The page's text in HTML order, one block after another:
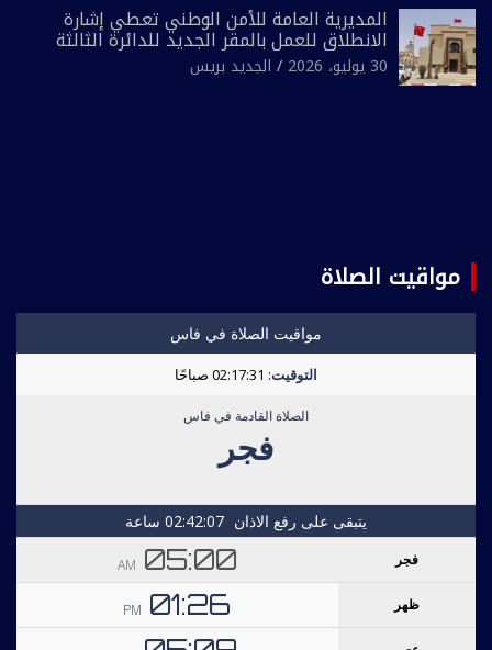
المديرية العامة للأمن الوطني تعطي إشارة
الانطلاق للعمل بالمقر الجديد للدائرة الثالثة
للشرطة بولاية أمن العيون
30 يوليو، 2026 الجديد بريس
مواقيت الصلاة